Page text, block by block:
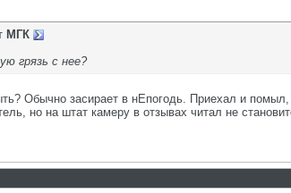
МГК
грязь с нее?
Обычно засирает в нЕпогодь. Приехал и помыл,
но на штат камеру в отзывах читал не